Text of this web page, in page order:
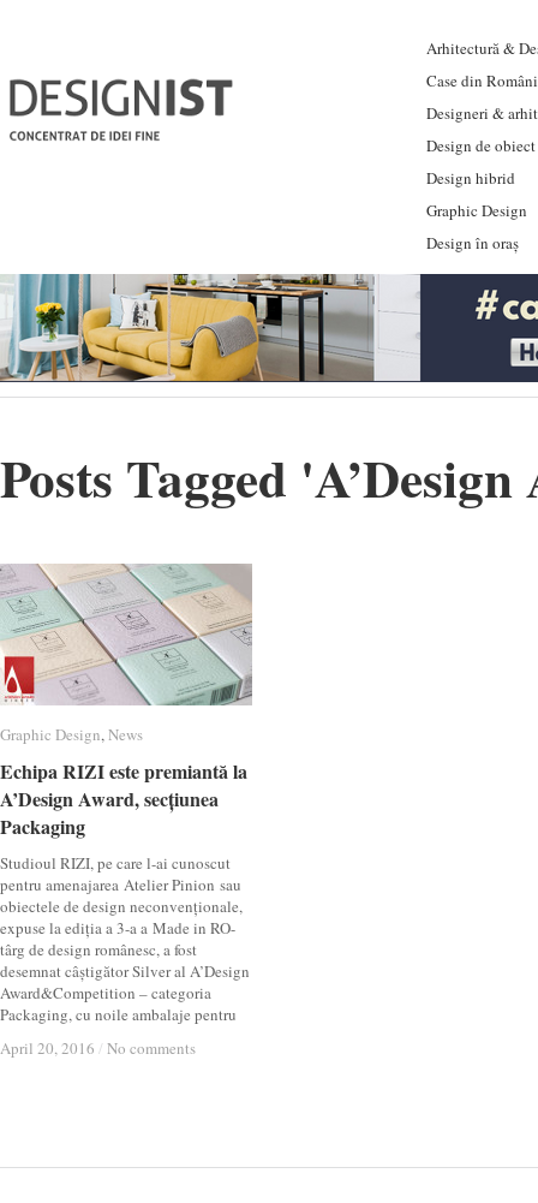
Arhitectură &
Case din
Designeri &
Design de obiect
Design hibrid
Graphic Design
Design în oraș
Posts Tagged '
Graphic Design,News
Echipa RIZI este premiantă la
A’Design Award, secțiunea
Packaging
Studioul RIZI, pe care l-ai cunoscut
pentru amenajarea Atelier Pinion sau
obiectele de design neconvenționale,
expuse la ediția a 3-a a Made in RO-
târg de design românesc, a fost
desemnat câștigător Silver al A’Design
Award&Competition – categoria
Packaging, cu noile ambalaje pentru
April 20, 2016 / No comments
Graphic Design News
Echipa RIZI este premiantă la
A’Design Award, secțiunea
Packaging
April 20, 2016 / No comments